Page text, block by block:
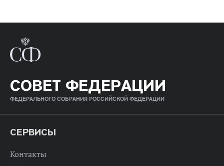
СОВЕТ ФЕДЕРАЦИИ
ФЕДЕРАЛЬНОГО СОБРАНИЯ РОССИЙСКОЙ ФЕДЕРАЦИИ
СЕРВИСЫ
Контакты